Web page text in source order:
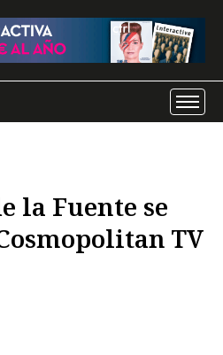
la Fuente se
TV